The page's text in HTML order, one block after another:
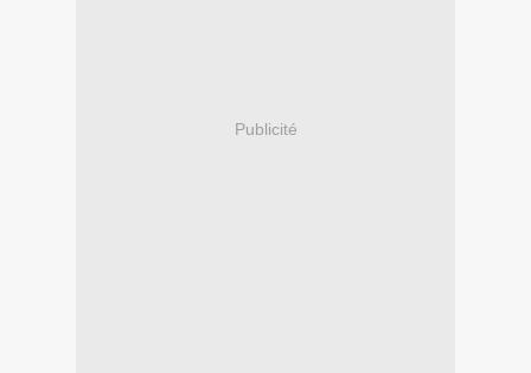
Publicité